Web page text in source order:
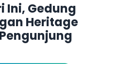
Ini, Gedung
Heritage